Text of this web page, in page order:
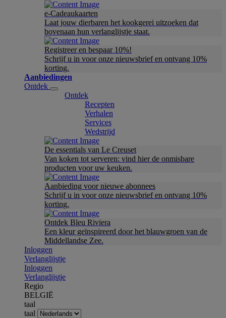
e-Cadeaukaarten
Laat jouw dierbaren het kookgerei uitzoeken dat
bovenaan hun verlanglijstje staat.
Registreer en bespaar 10%!
Schrijf u in voor onze nieuwsbrief en ontvang 10%
korting.
Aanbiedingen
Ontdek
Ontdek
Recepten
Verhalen
Services
Wedstrijd
De essentials van Le Creuset
Van koken tot serveren: vind hier de onmisbare
producten voor uw keuken.
Aanbieding voor nieuwe abonnees
Schrijf u in voor onze nieuwsbrief en ontvang 10%
korting.
Ontdek Bleu Riviera
Een kleur geïnspireerd door het blauwgroen van de
Middellandse Zee.
Inloggen
Verlanglijstje
Inloggen
Verlanglijstje
Regio
BELGIË
taal
taal